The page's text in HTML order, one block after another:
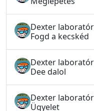
Dexter
Fogd a kecskéd
Dexter
Dee dalol
Dexter
Ügyelet